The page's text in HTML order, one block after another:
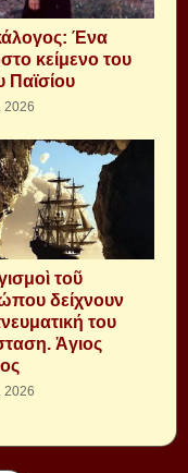
Ένα
κείμενο του
Παϊσίου
2026
τοῦ
δείχνουν
του
Ἁγιος
2026